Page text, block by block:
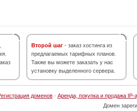
Второй шаг - заказ хостинга из
предлагаемых тарифных планов.
Также вы можете заказать у нас
установку выделенного сервера.
доменов· Аренда, покупка и продажа IP-
Домен